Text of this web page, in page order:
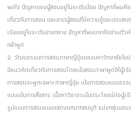
พอใจ ปัญหาของผู้สอนอยู่ในระดับน้อย ปัญหาที่พบคื
เกี่ยวกับการสอน และขาดผู้สอนที่มีความรู้และประ
เรียนอยู่ในระดับปานกลาง ปัญหาที่พบมากคืออ่านตัว
กล้าพูด
2. วัฒนธรรมการสอนภาษาญี่ปุ่นของมหาวิทยาลัยใ
มีแนวคิดเกี่ยวกับการสอนโดยเน้นสอนภาษาพูดให้ผู้เ
การสอนจะพูดเฉพาะภาษาญี่ปุ่น เน้นการสอนแบบธร
แบบเน้นการสื่อสาร เนื้อหาวิชาจะเน้นประโยชน์ต่อผู้เ
รูปแบบการสอนแบบแสดงบทบาทสมมุติ แบ่งกลุ่มมอบ